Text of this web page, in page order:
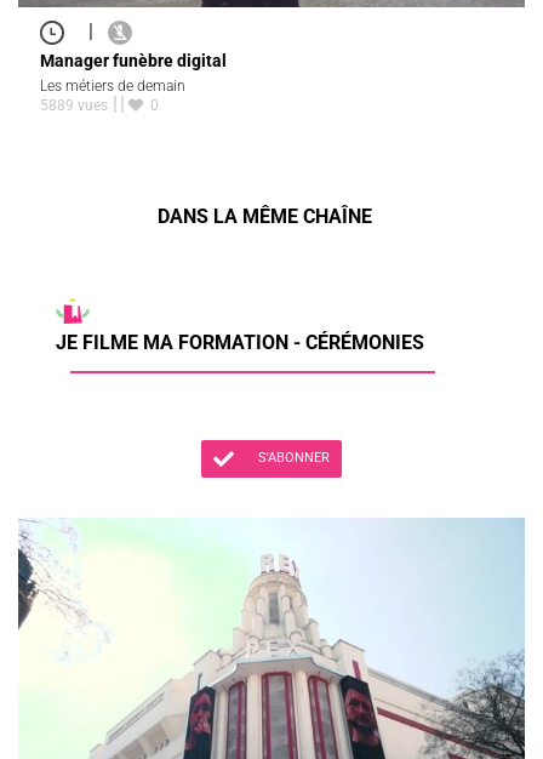
|
Manager funèbre digital
Les métiers de demain
5889 vues
0
DANS LA MÊME CHAÎNE
JE FILME MA FORMATION - CÉRÉMONIES
S'ABONNER